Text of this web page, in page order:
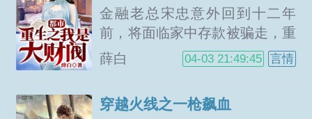
的秘密后来，外界传闻不近女色
的镇北王，死死的将她压在墙壁
上，咬着牙问她，她心里的那个
人到底是谁？权谋...
金融老总宋忠意外回到十二年
前，将面临家中存款被骗走，重
生一世，他该如何应对？这是一
条毫无志向的咸鱼不小心成为全
的故事。家里拆迁了？好，那我
薛白 04-03 21:49:45 言情
穿越火线之一枪飙血